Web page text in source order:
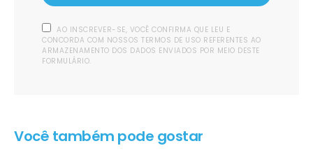
AO INSCREVER-SE, VOCÊ CONFIRMA QUE LEU E
CONCORDA COM NOSSOS TERMOS DE USO REFERENTES AO
ARMAZENAMENTO DOS DADOS ENVIADOS POR MEIO DESTE
FORMULÁRIO.
Você também pode gostar